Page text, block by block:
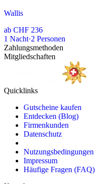
Wallis
ab CHF 236
1 Nacht·2 Personen
Zahlungsmethoden
Mitgliedschaften
Quicklinks
Gutscheine kaufen
Entdecken (Blog)
Firmenkunden
Datenschutz
Nutzungsbedingungen
Impressum
Häufige Fragen (FAQ)